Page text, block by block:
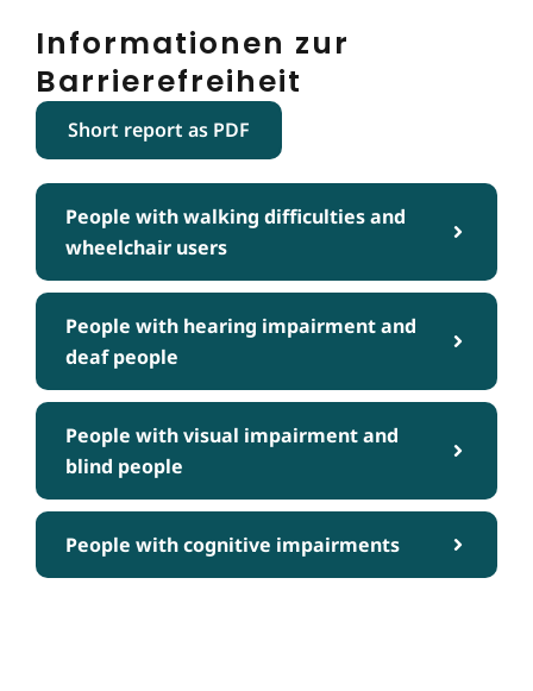
Informationen zur
Barrierefreiheit
Short report as PDF
People with walking difficulties and
wheelchair users
People with hearing impairment and
deaf people
People with visual impairment and
blind people
People with cognitive impairments